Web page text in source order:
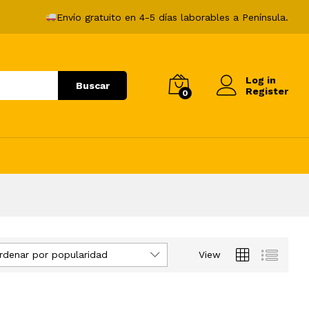
Envío gratuito en 4-5 días laborables a Península.
Buscar
0
Log in
Register
View
por popularidad